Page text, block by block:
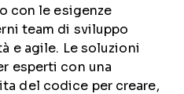
con le esigenze
team di sviluppo
e agile. Le soluzioni
esperti con una
del codice per creare,